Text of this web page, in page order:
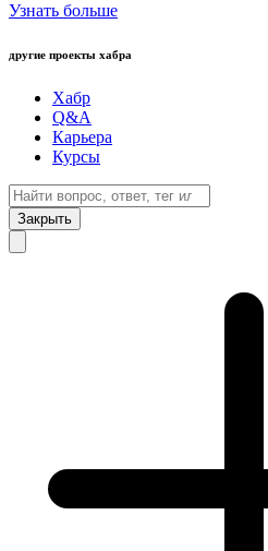
Узнать больше
другие проекты хабра
Хабр
Q&A
Карьера
Курсы
Закрыть